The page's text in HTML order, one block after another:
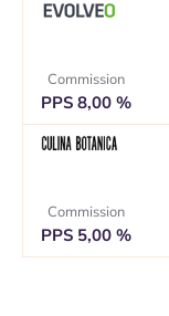
Commission
PPS 8,00 %
Commission
PPS 5,00 %